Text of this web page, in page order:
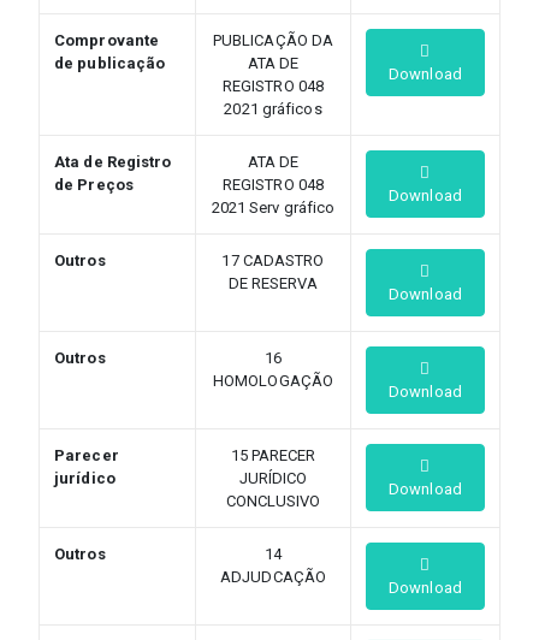
Comprovante
de publicação
PUBLICAÇÃO DA
ATA DE
REGISTRO 048
2021 gráficos
Download
Ata de Registro
de Preços
ATA DE
REGISTRO 048
2021 Serv gráfico
Download
Outros
17 CADASTRO
DE RESERVA
Download
Outros
16
HOMOLOGAÇÃO
Download
Parecer
jurídico
15 PARECER
JURÍDICO
CONCLUSIVO
Download
Outros
14
ADJUDCAÇÃO
Download